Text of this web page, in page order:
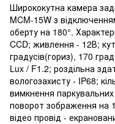
Ширококутна камера
MCM-15W з
оберту на 180°.
CCD; живлення - 12В;
градусів(гориз), 170
Lux / F1.2; роздільна
вологозахисту - IP68;
вимкнення паркувальних
поворот зображення на
відео провід -